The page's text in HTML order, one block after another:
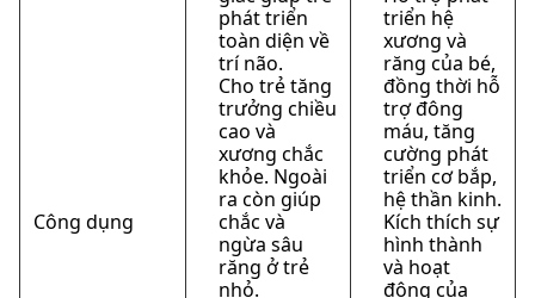
Công dụng
phát triển
toàn diện về
trí não.
Cho trẻ tăng
trưởng chiều
cao và
xương chắc
khỏe. Ngoài
ra còn giúp
chắc và
ngừa sâu
răng ở trẻ
nhỏ.
triển hệ
xương và
răng của bé,
đồng thời hỗ
trợ đông
máu, tăng
cường phát
triển cơ bắp,
hệ thần kinh.
Kích thích sự
hình thành
và hoạt
động của